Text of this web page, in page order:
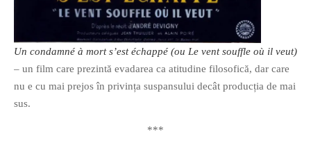
Un condamné à mort s’est échappé (ou Le vent souffle où il veut)
– un film care prezintă evadarea ca atitudine filosofică, dar care
nu e cu mai prejos în privința suspansului decât producția de mai
sus.
***